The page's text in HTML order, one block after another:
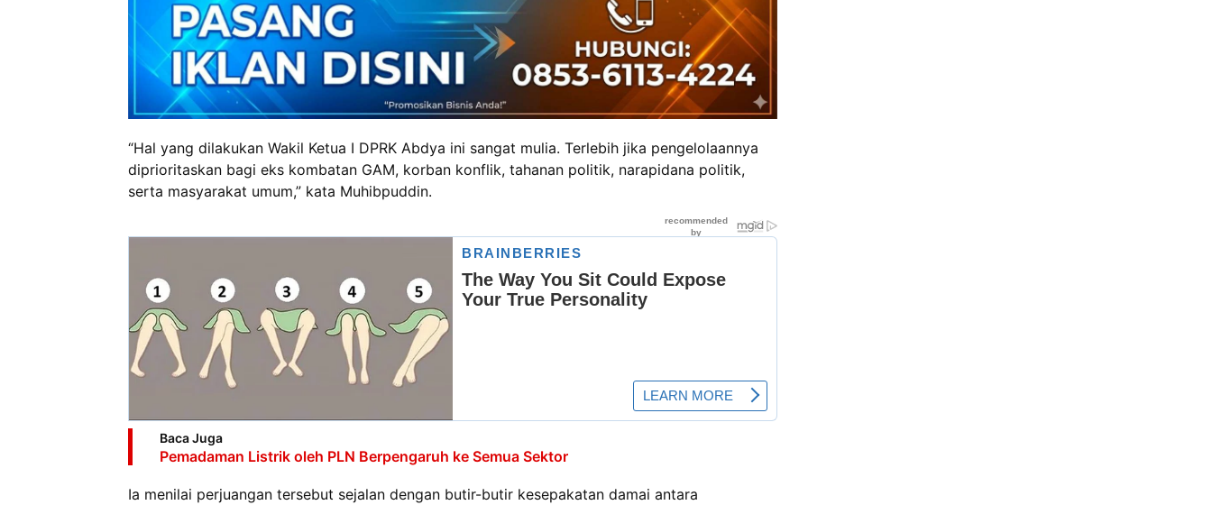
“Hal yang dilakukan Wakil Ketua I DPRK Abdya ini sangat mulia. Terlebih jika pengelolaannya
diprioritaskan bagi eks kombatan GAM, korban konflik, tahanan politik, narapidana politik,
serta masyarakat umum,” kata Muhibpuddin.
Baca Juga
Pemadaman Listrik oleh PLN Berpengaruh ke Semua Sektor
Ia menilai perjuangan tersebut sejalan dengan butir-butir kesepakatan damai antara